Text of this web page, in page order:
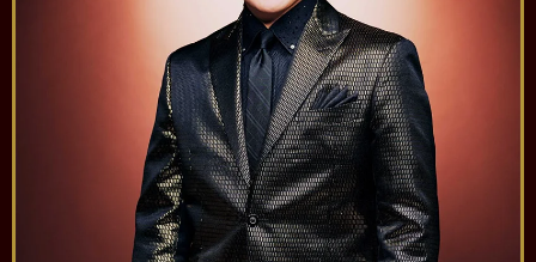
⑥席種を選び、人数を入力し、カートに入れる